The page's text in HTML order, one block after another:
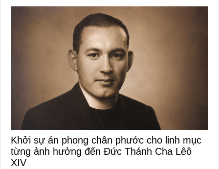
Khởi sự án phong chân phước cho linh mục
từng ảnh hưởng đến Đức Thánh Cha Lêô
XIV